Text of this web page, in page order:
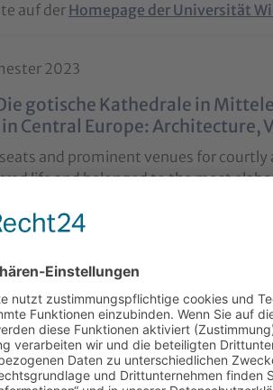
auf der Homepage der Universität
2023
Die gotische Kathedrale in
Central Europe: Architecture,
and prominent venues for
life and belonged to the most
to Kraków, this course traces
it aims to examine the wide-
integral art forms (sculpture,
perspectives that cast light on the
takes the form of regular classes on
in HS 4 on Tuesday afternoons at